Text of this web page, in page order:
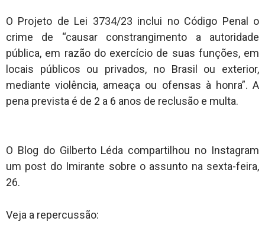
O Projeto de Lei 3734/23 inclui no Código Penal o
crime de “causar constrangimento a autoridade
pública, em razão do exercício de suas funções, em
locais públicos ou privados, no Brasil ou exterior,
mediante violência, ameaça ou ofensas à honra”. A
pena prevista é de 2 a 6 anos de reclusão e multa.
O Blog do Gilberto Léda compartilhou no Instagram
um post do Imirante sobre o assunto na sexta-feira,
26.
Veja a repercussão: